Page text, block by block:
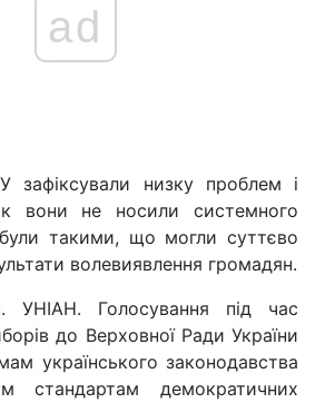
ad
зафіксували низку проблем і
вони не носили системного
такими, що могли суттєво
волевиявлення громадян.
УНІАН. Голосування під час
до Верховної Ради України
українського законодавства
стандартам демократичних